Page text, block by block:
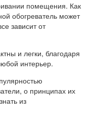
помещения. Как
обогреватель может
зависит от
и легки, благодаря
интерьер.
о принципах их
из